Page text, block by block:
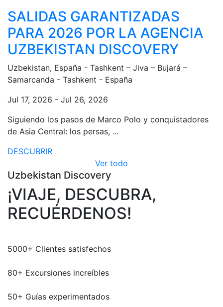
SALIDAS GARANTIZADAS
PARA 2026 POR LA AGENCIA
UZBEKISTAN DISCOVERY
Uzbekistan, España - Tashkent – Jiva – Bujará –
Samarcanda - Tashkent - España
Jul 17, 2026 - Jul 26, 2026
Siguiendo los pasos de Marco Polo y conquistadores
de Asia Central: los persas, ...
DESCUBRIR
Ver todo
Uzbekistan Discovery
¡VIAJE, DESCUBRA,
RECUÉRDENOS!
5000+ Clientes satisfechos
80+ Excursiones increíbles
50+ Guías experimentados